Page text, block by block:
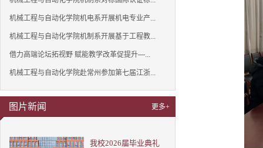
机械工程与自动化学院机电系开展机电专业产...
机械工程与自动化学院机制系开展基于工程教...
借力高端论坛拓视野 赋能教学改革促提升—...
机械工程与自动化学院赴常州参加第七届江浙...
图片新闻 更多+
我校2026届毕业典礼